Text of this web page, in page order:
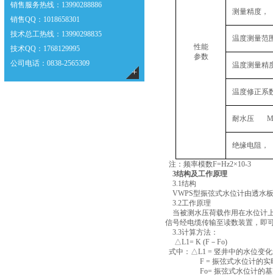
性能
参数
测量精度
温度测量
温度测量
温度修正系
耐水压
绝缘电阻
注：频率模数F=Hz2×10-3
3结构及工作原理
3.1结构
VWPS型振弦式水位计由透水
3.2工作原理
当被测水压荷载作用在水位计
信号经电缆传输至读数装置，即
3.3计算方法：
△L1= K (F － Fo)
式中：△L1 = 竖井中的水位变
F = 振弦式水位计的实
Fo= 振弦式水位计的
销售服务热线：13990288886
销售QQ ：1018658301
技术总工热线 ：13990298835
技术QQ ：1768129995
公司电话：0838-2565309
+